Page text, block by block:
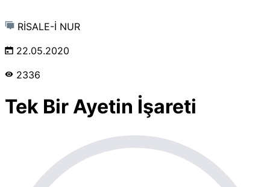
RİSALE-İ NUR
22.05.2020
2336
Tek Bir Ayetin İşareti